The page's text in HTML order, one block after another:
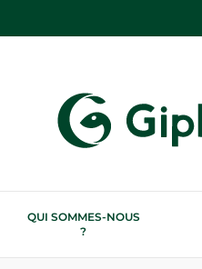
QUI SOMMES-NOUS
?